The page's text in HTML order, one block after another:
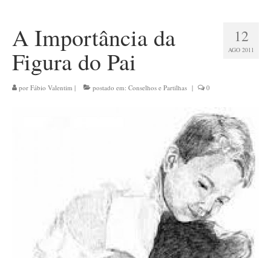
Princípios Editoriais
Políticas e Termos
Livros
12
AGO 2011
A Importância da
Figura do Pai
por Fábio Valentim | postado em: Conselhos e Partilhas | 0